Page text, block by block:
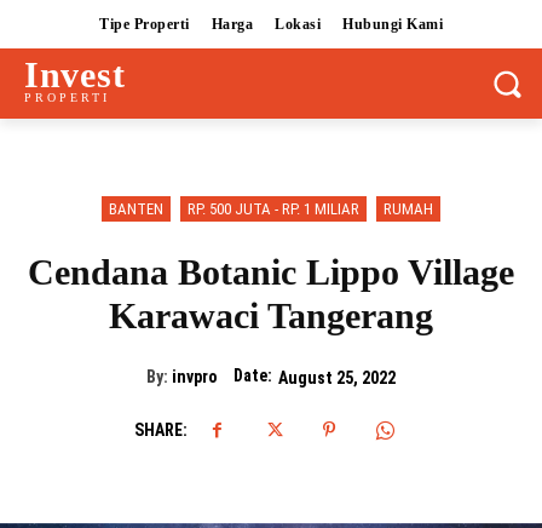
Tipe Properti Harga Lokasi Hubungi Kami
Invest
PROPERTI
BANTEN RP. 500 JUTA - RP. 1 MILIAR RUMAH
Cendana Botanic Lippo Village
Karawaci Tangerang
By: invpro Date: August 25, 2022
SHARE: